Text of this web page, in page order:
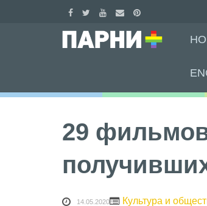
29
14.05.2020 Культура и